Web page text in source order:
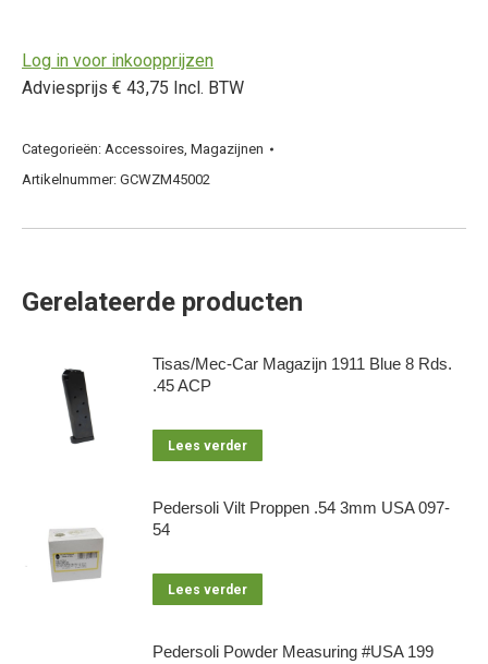
Log in voor inkoopprijzen
Adviesprijs € 43,75 Incl. BTW
Categorieën: Accessoires, Magazijnen
Artikelnummer: GCWZM45002
Gerelateerde producten
Tisas/Mec-Car Magazijn 1911 Blue 8 Rds.
.45 ACP
Lees verder
Pedersoli Vilt Proppen .54 3mm USA 097-
54
Lees verder
Pedersoli Powder Measuring #USA 199